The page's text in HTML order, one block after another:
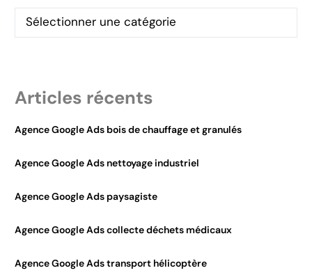
Articles récents
Agence Google Ads bois de chauffage et granulés
Agence Google Ads nettoyage industriel
Agence Google Ads paysagiste
Agence Google Ads collecte déchets médicaux
Agence Google Ads transport hélicoptère